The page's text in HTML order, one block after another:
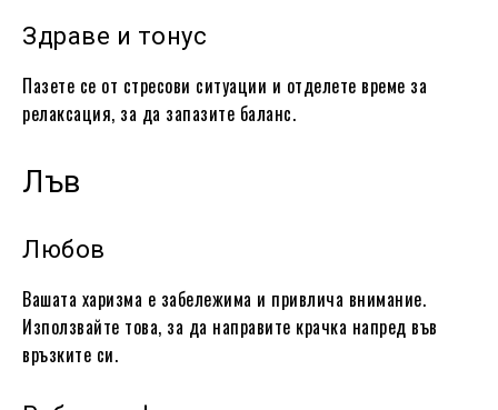
Здраве и тонус
Пазете се от стресови ситуации и отделете време за
релаксация, за да запазите баланс.
Лъв
Любов
Вашата харизма е забележима и привлича внимание.
Използвайте това, за да направите крачка напред във
връзките си.